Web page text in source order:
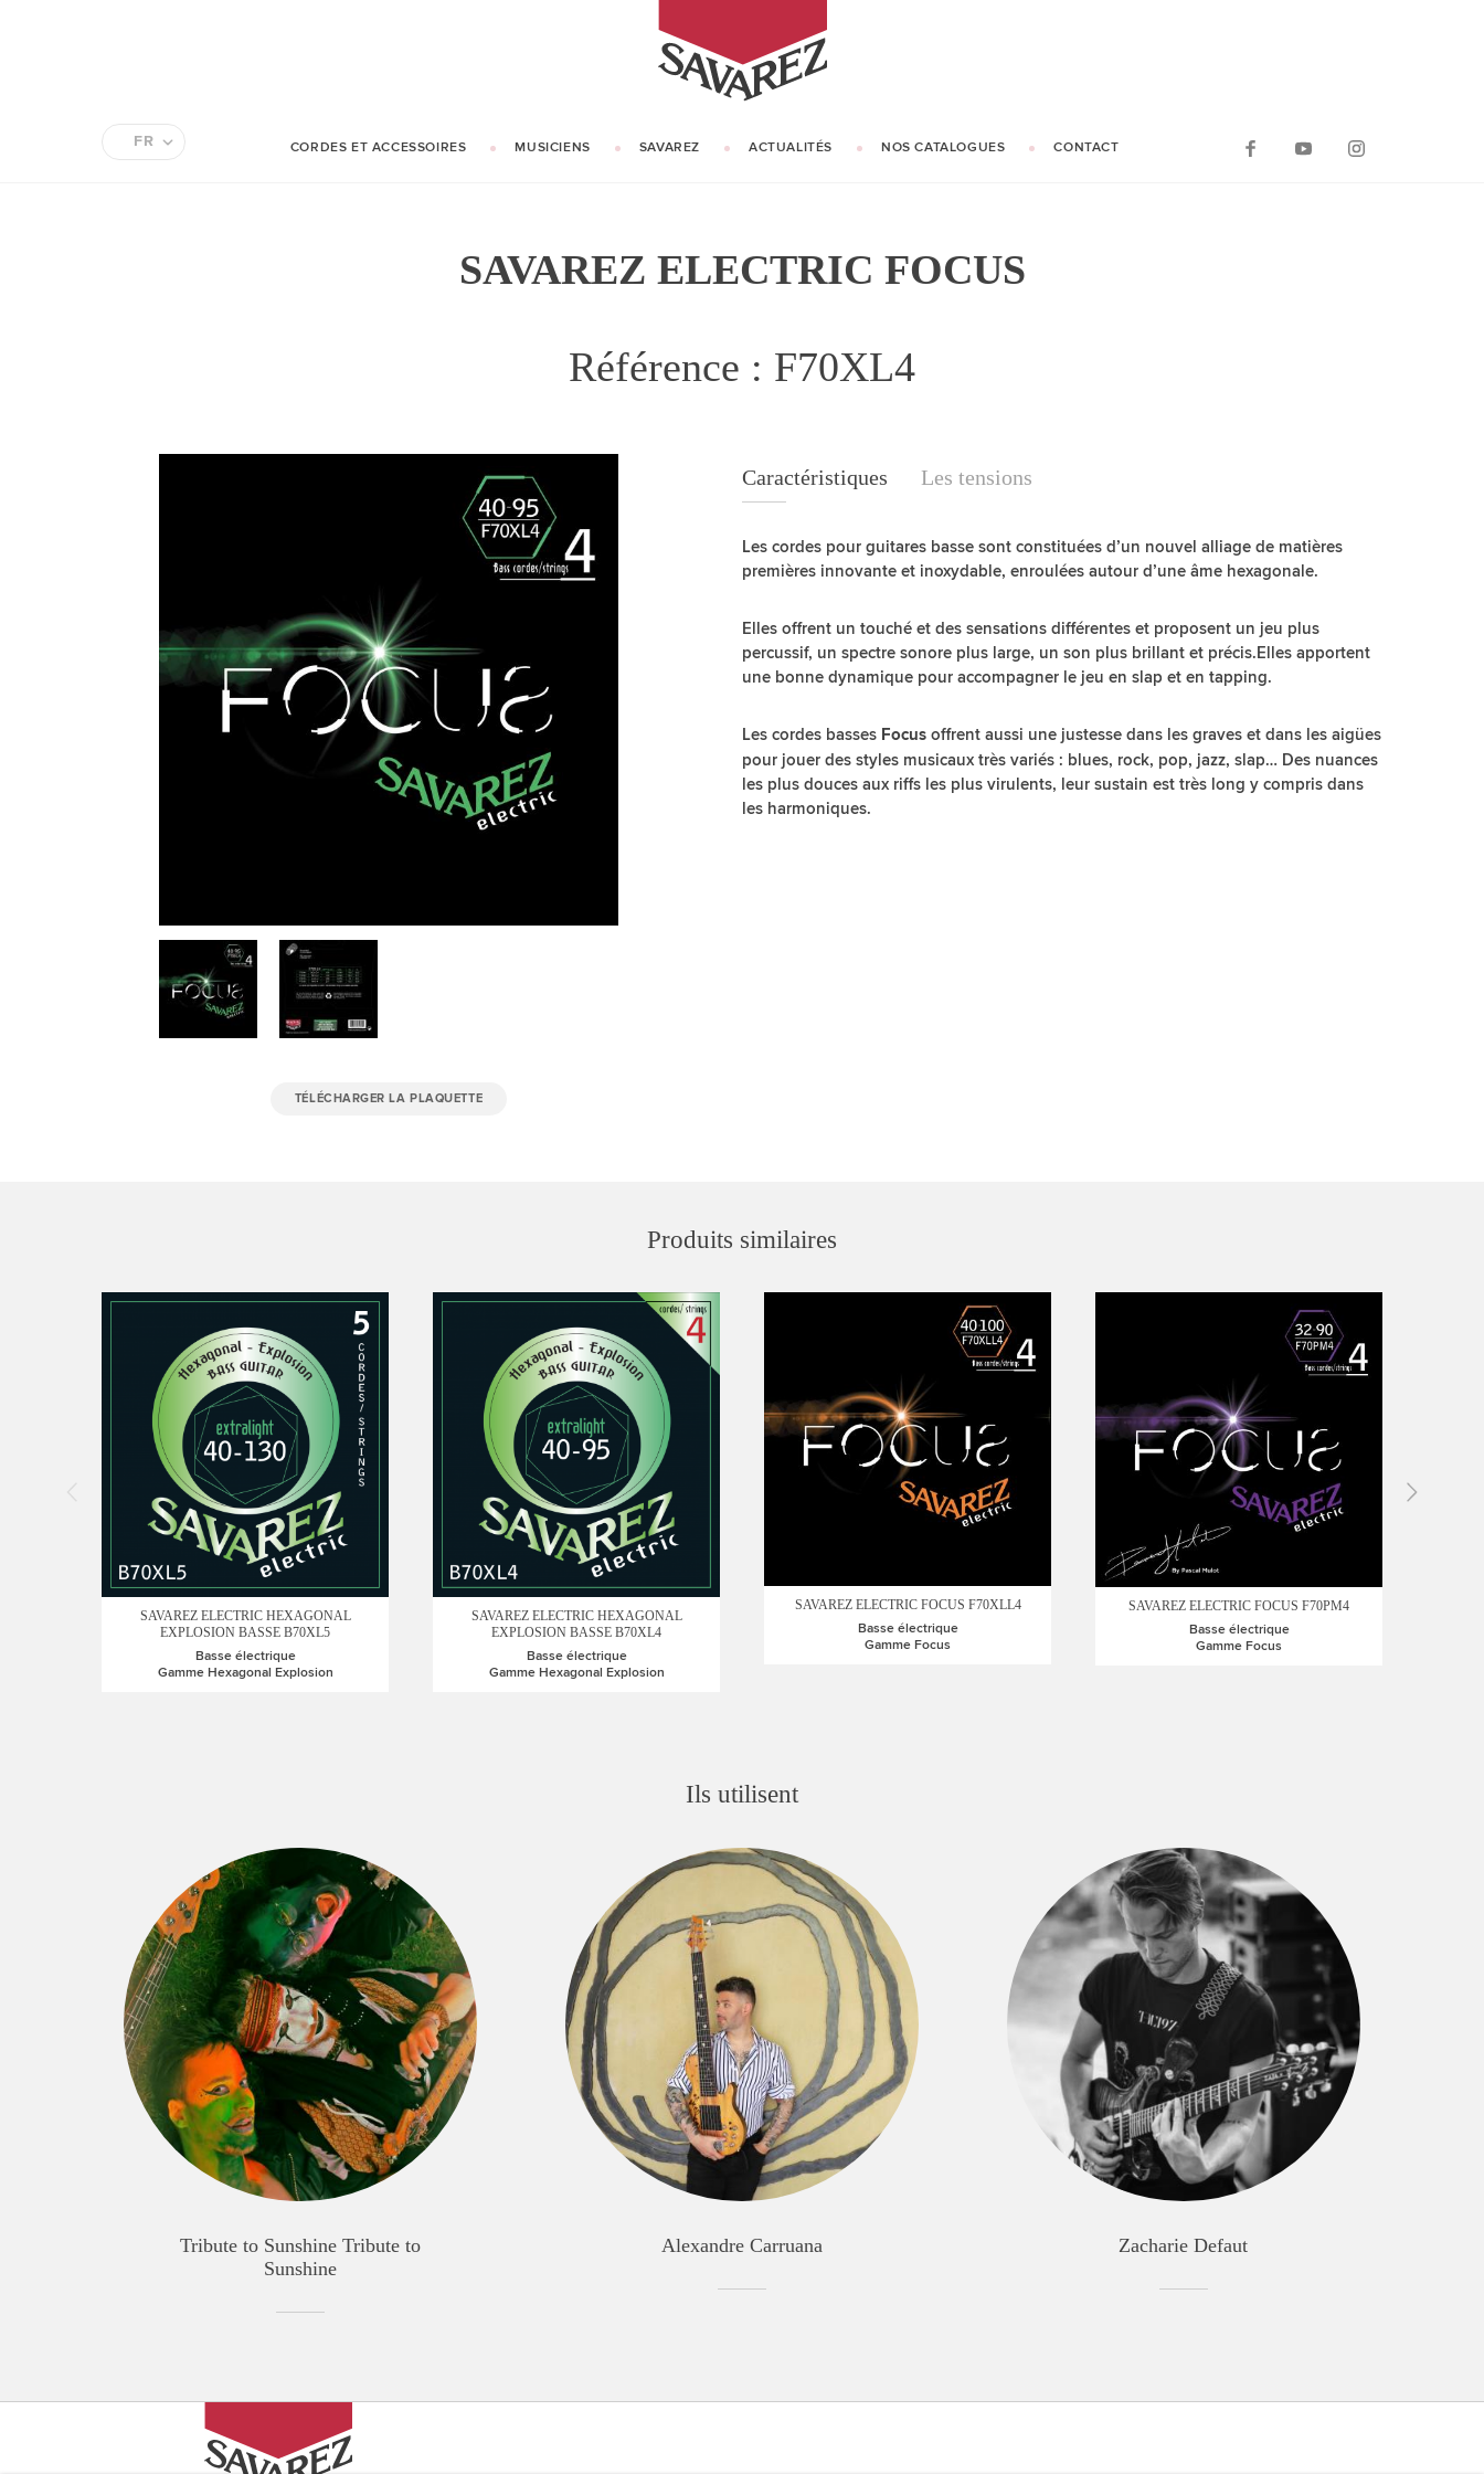
FR CORDES ET ACCESSOIRES MUSICIENS SAVAREZ ACTUALITÉS NOS CATALOGUES CONTACT
SAVAREZ ELECTRIC FOCUS
Référence : F70XL4
TÉLÉCHARGER LA PLAQUETTE
Caractéristiques Les tensions
Les cordes pour guitares basse sont constituées d’un nouvel alliage de matières
premières innovante et inoxydable, enroulées autour d’une âme hexagonale.
Elles offrent un touché et des sensations différentes et proposent un jeu plus
percussif, un spectre sonore plus large, un son plus brillant et précis.Elles apportent
une bonne dynamique pour accompagner le jeu en slap et en tapping.
Les cordes basses Focus offrent aussi une justesse dans les graves et dans les aigües
pour jouer des styles musicaux très variés : blues, rock, pop, jazz, slap… Des nuances
les plus douces aux riffs les plus virulents, leur sustain est très long y compris dans
les harmoniques.
Produits similaires
SAVAREZ ELECTRIC HEXAGONAL
EXPLOSION BASSE B70XL5
Basse électrique
Gamme Hexagonal Explosion
SAVAREZ ELECTRIC HEXAGONAL
EXPLOSION BASSE B70XL4
Basse électrique
Gamme Hexagonal Explosion
SAVAREZ ELECTRIC FOCUS F70XLL4
Basse électrique
Gamme Focus
SAVAREZ ELECTRIC FOCUS F70PM4
Basse électrique
Gamme Focus
Ils utilisent
Tribute to Sunshine Tribute to
Sunshine
Alexandre Carruana Zacharie Defaut